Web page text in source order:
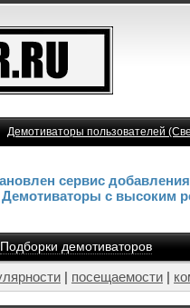
Демотиваторы пользователей
сервис
с высоким
Подборки демотиваторов
| посещаемости |